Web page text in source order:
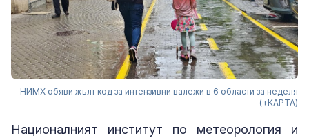
НИМХ обяви жълт код за интензивни валежи в 6 области за неделя
(+КАРТА)
Националният институт по метеорология и